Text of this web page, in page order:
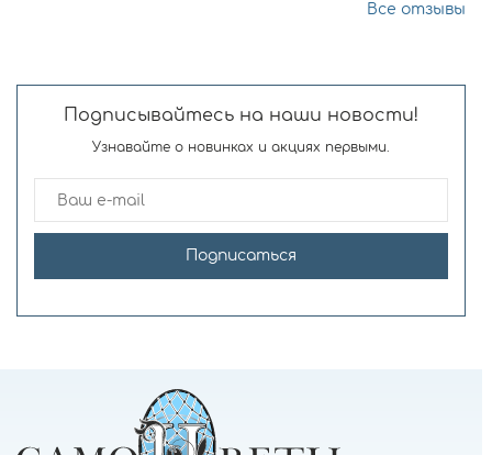
Все отзывы
Подписывайтесь на наши новости!
Узнавайте о новинках и акциях первыми.
Подписаться